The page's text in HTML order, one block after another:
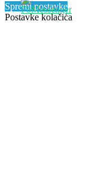
Spremi postavke
Postavke kolačića